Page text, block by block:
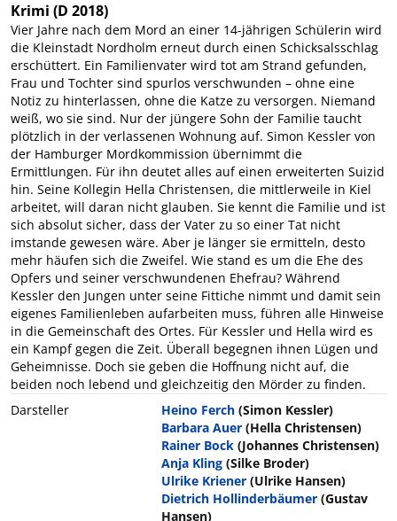
Krimi (D 2018)
Vier Jahre nach dem Mord an einer 14-jährigen Schülerin wird
die Kleinstadt Nordholm erneut durch einen Schicksalsschlag
erschüttert. Ein Familienvater wird tot am Strand gefunden,
Frau und Tochter sind spurlos verschwunden – ohne eine
Notiz zu hinterlassen, ohne die Katze zu versorgen. Niemand
weiß, wo sie sind. Nur der jüngere Sohn der Familie taucht
plötzlich in der verlassenen Wohnung auf. Simon Kessler von
der Hamburger Mordkommission übernimmt die
Ermittlungen. Für ihn deutet alles auf einen erweiterten Suizid
hin. Seine Kollegin Hella Christensen, die mittlerweile in Kiel
arbeitet, will daran nicht glauben. Sie kennt die Familie und ist
sich absolut sicher, dass der Vater zu so einer Tat nicht
imstande gewesen wäre. Aber je länger sie ermitteln, desto
mehr häufen sich die Zweifel. Wie stand es um die Ehe des
Opfers und seiner verschwundenen Ehefrau? Während
Kessler den Jungen unter seine Fittiche nimmt und damit sein
eigenes Familienleben aufarbeiten muss, führen alle Hinweise
in die Gemeinschaft des Ortes. Für Kessler und Hella wird es
ein Kampf gegen die Zeit. Überall begegnen ihnen Lügen und
Geheimnisse. Doch sie geben die Hoffnung nicht auf, die
beiden noch lebend und gleichzeitig den Mörder zu finden.
Darsteller
Heino Ferch (Simon Kessler)
Barbara Auer (Hella Christensen)
Rainer Bock (Johannes Christensen)
Anja Kling (Silke Broder)
Ulrike Kriener (Ulrike Hansen)
Dietrich Hollinderbäumer (Gustav
Hansen)